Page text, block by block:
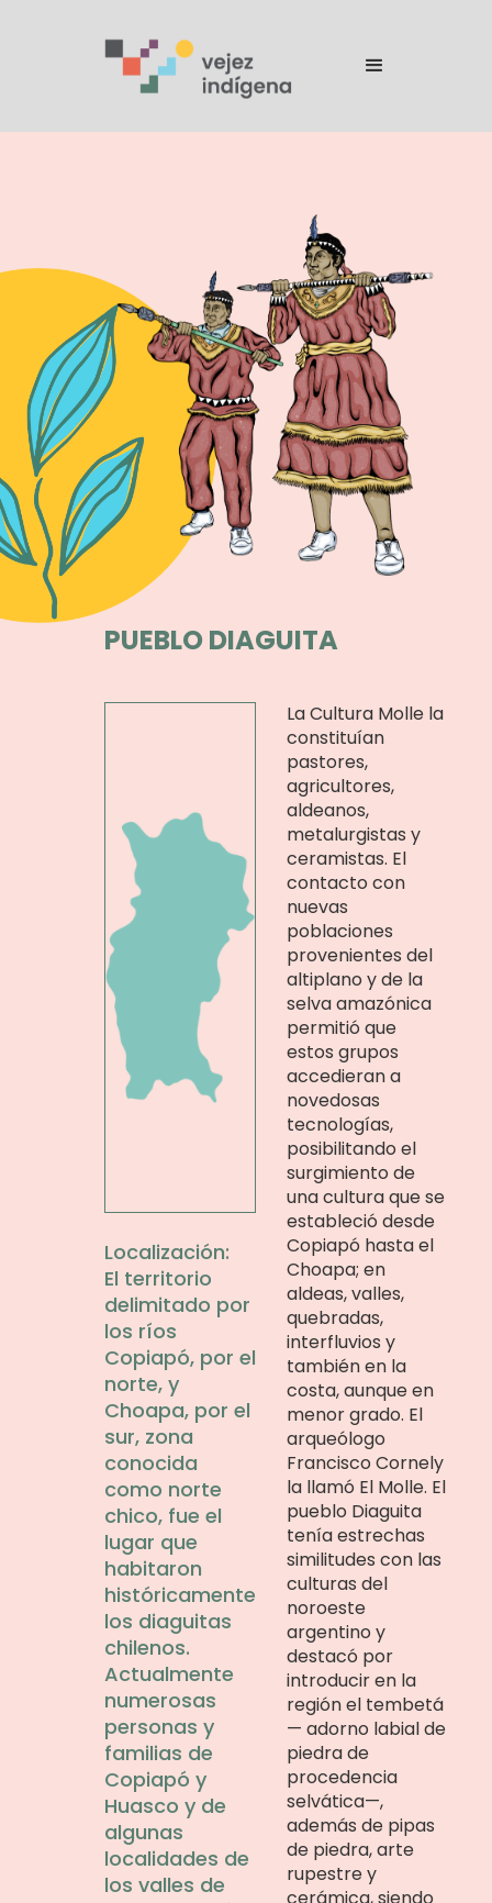
PUEBLO DIAGUITA
Localización:
El territorio
delimitado por
los ríos
Copiapó, por el
norte, y
Choapa, por el
sur, zona
conocida
como norte
chico, fue el
lugar que
habitaron
históricamente
los diaguitas
chilenos.
Actualmente
numerosas
personas y
familias de
Copiapó y
Huasco y de
algunas
localidades de
los valles de
La Cultura Molle la
constituían
pastores,
agricultores,
aldeanos,
metalurgistas y
ceramistas. El
contacto con
nuevas
poblaciones
provenientes del
altiplano y de la
selva amazónica
permitió que
estos grupos
accedieran a
novedosas
tecnologías,
posibilitando el
surgimiento de
una cultura que se
estableció desde
Copiapó hasta el
Choapa; en
aldeas, valles,
quebradas,
interfluvios y
también en la
costa, aunque en
menor grado. El
arqueólogo
Francisco Cornely
la llamó El Molle. El
pueblo Diaguita
tenía estrechas
similitudes con las
culturas del
noroeste
argentino y
destacó por
introducir en la
región el tembetá
— adorno labial de
piedra de
procedencia
selvática—,
además de pipas
de piedra, arte
rupestre y